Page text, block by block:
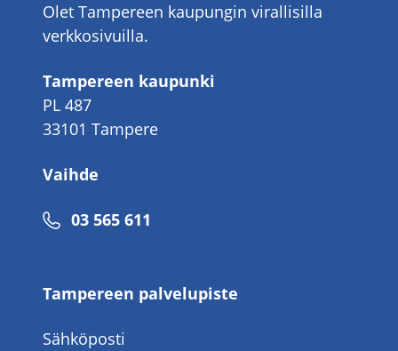
Olet Tampereen kaupungin virallisilla
verkkosivuilla.
Tampereen kaupunki
PL 487
33101 Tampere
Vaihde
Puhelinnumero
03 565 611
Tampereen palvelupiste
Sähköposti